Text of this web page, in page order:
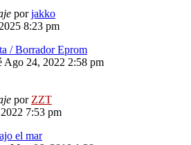
porjakko
8:23 pm
/ Borrador Eprom
Ago 24, 2022 2:58 pm
por ZZT
7:53 pm
el mar